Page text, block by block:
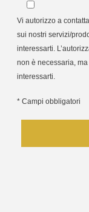
Vi autorizzo a
sui nostri servizi/
interessarti.
non è necessaria,
interessarti.
* Campi obbligatori